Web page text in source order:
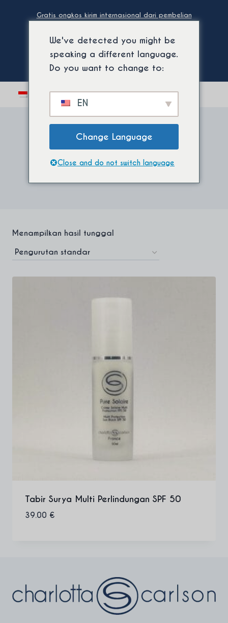
Gratis ongkos kirim internasional dari pembelian
Beralih
anak
Tabir Surya Multi-
Perlindungan
Menampilkan hasil tunggal
Tabir Surya Multi Perlindungan SPF 50
39.00 €
We've detected you might be
speaking a different language.
Do you want to change to:
EN
Change Language
Close and do not switch language